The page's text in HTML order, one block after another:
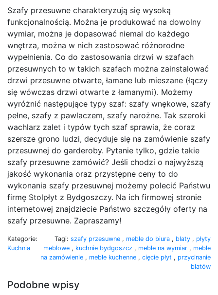
Szafy przesuwne charakteryzują się wysoką
funkcjonalnością. Można je produkować na dowolny
wymiar, można je dopasować niemal do każdego
wnętrza, można w nich zastosować różnorodne
wypełnienia. Co do zastosowania drzwi w szafach
przesuwnych to w takich szafach można zainstalować
drzwi przesuwne otwarte, łamane lub mieszane (łączy
się wówczas drzwi otwarte z łamanymi). Możemy
wyróżnić następujące typy szaf: szafy wnękowe, szafy
pełne, szafy z pawlaczem, szafy narożne. Tak szeroki
wachlarz zalet i typów tych szaf sprawia, że coraz
szersze grono ludzi, decyduje się na zamówienie szafy
przesuwnej do garderoby. Pytanie tylko, gdzie takie
szafy przesuwne zamówić? Jeśli chodzi o najwyższą
jakość wykonania oraz przystępne ceny to do
wykonania szafy przesuwnej możemy polecić Państwu
firmę Stolpłyt z Bydgoszczy. Na ich firmowej stronie
internetowej znajdziecie Państwo szczegóły oferty na
szafy przesuwne. Zapraszamy!
Kategorie:
Kuchnia
Tagi: szafy przesuwne , meble do biura , blaty , płyty
meblowe , kuchnie bydgoszcz , meble na wymiar , meble
na zamówienie , meble kuchenne , cięcie płyt , przycinanie
blatów
Podobne wpisy